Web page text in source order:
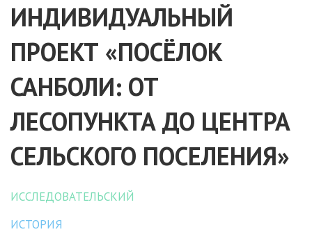
ИНДИВИДУАЛЬНЫЙ
ПРОЕКТ «ПОСЁЛОК
САНБОЛИ: ОТ
ЛЕСОПУНКТА ДО ЦЕНТРА
СЕЛЬСКОГО ПОСЕЛЕНИЯ»
ИССЛЕДОВАТЕЛЬСКИЙ
ИСТОРИЯ